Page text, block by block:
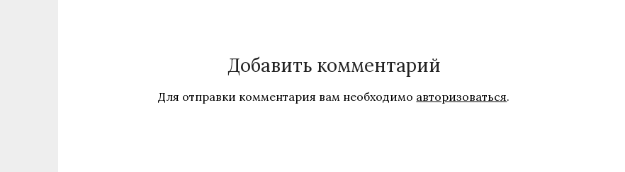
Добавить комментарий
Для отправки комментария вам необходимо авторизоваться.